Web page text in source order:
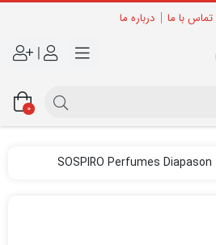
تماس با ما درباره ما
|
0
SOSPIRO Perfumes Diapason